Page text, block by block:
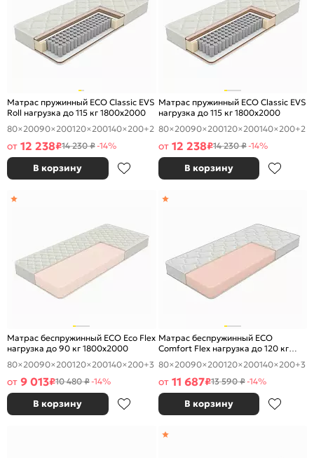
Матрас пружинный ECO Classic EVS
Roll нагрузка до 115 кг 1800x2000
80×20090×200120×200140×200+2
от 12 238₽14 230 ₽-14%
В корзину
Матрас пружинный ECO Classic EVS
нагрузка до 115 кг 1800x2000
80×20090×200120×200140×200+2
от 12 238₽14 230 ₽-14%
В корзину
Матрас беспружинный ECO Eco Flex
нагрузка до 90 кг 1800x2000
80×20090×200120×200140×200+3
от 9 013₽10 480 ₽-14%
В корзину
Матрас беспружинный ECO
Comfort Flex нагрузка до 120 кг
1800x2000
80×20090×200120×200140×200+3
от 11 687₽13 590 ₽-14%
В корзину